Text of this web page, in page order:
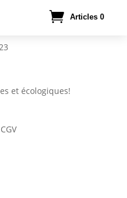
Articles 0
et écologiques!
CGV